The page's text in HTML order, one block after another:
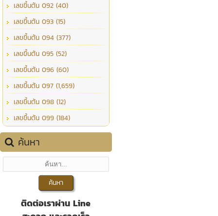
เลขขึ้นต้น 092 (40)
เลขขึ้นต้น 093 (15)
เลขขึ้นต้น 094 (377)
เลขขึ้นต้น 095 (52)
เลขขึ้นต้น 096 (60)
เลขขึ้นต้น 097 (1,659)
เลขขึ้นต้น 098 (12)
เลขขึ้นต้น 099 (184)
ค้นหา
ติดต่อเราผ่าน Line